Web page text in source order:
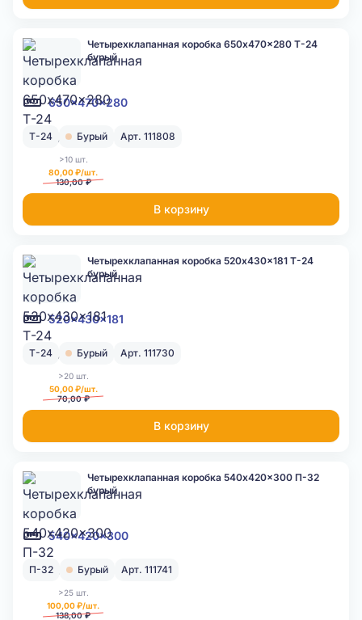
650x470x280
Четырехклапанная коробка 650x470x280 Т-24
бурый
Т-24 Бурый Арт. 111808
>10 шт.
80,00 ₽/шт.
130,00 ₽
В корзину
520x430x181
Четырехклапанная коробка 520x430x181 Т-24
бурый
Т-24 Бурый Арт. 111730
>20 шт.
50,00 ₽/шт.
70,00 ₽
В корзину
540x420x300
Четырехклапанная коробка 540x420x300 П-32
бурый
П-32 Бурый Арт. 111741
>25 шт.
100,00 ₽/шт.
138,00 ₽